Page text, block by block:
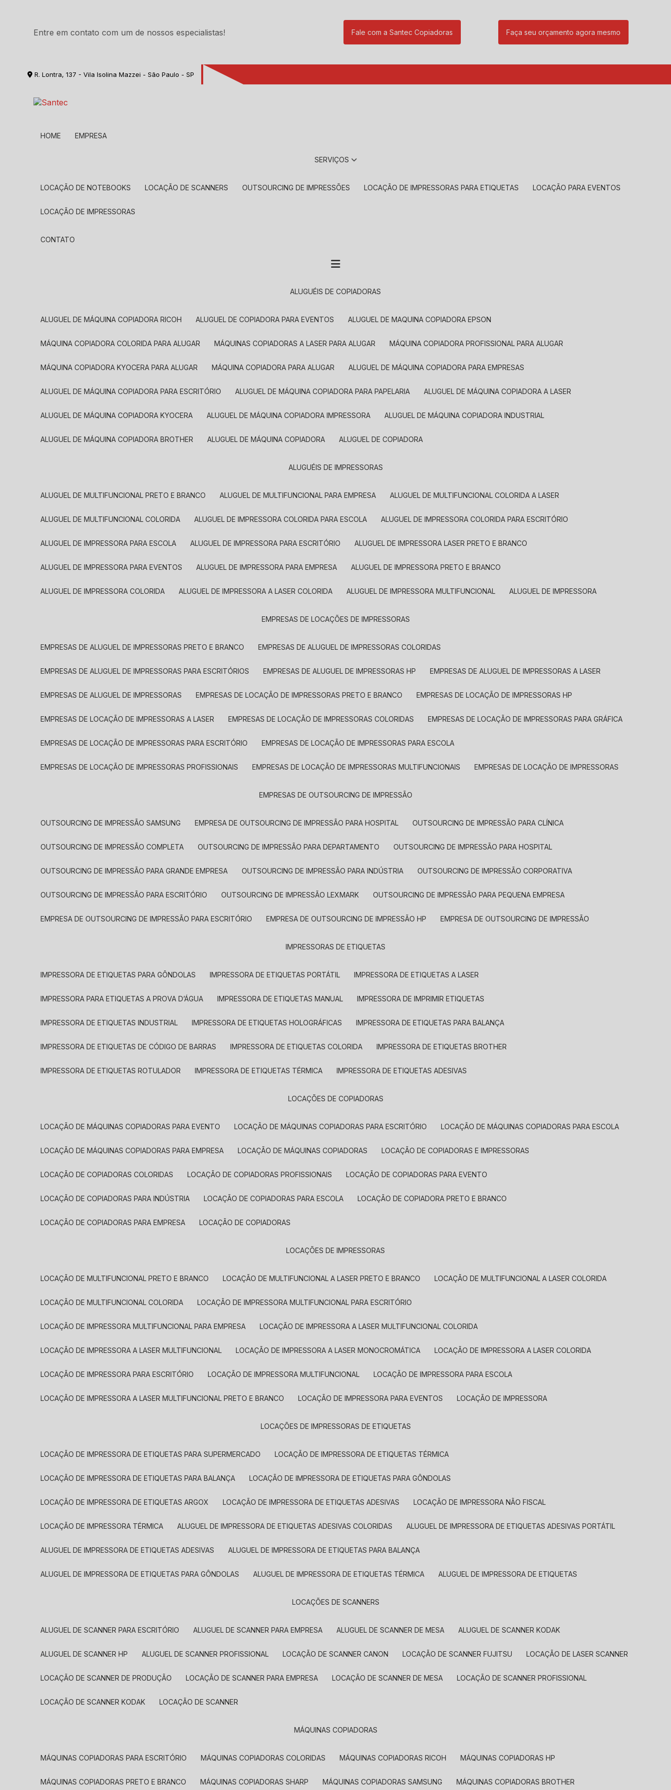
Entre em contato com um de nossos especialistas! Fale com a Santec Copiadoras Faça seu orçamento agora mesmo
R. Lontra, 137 - Vila Isolina Mazzei - São Paulo - SP
HOME EMPRESA
SERVIÇOS
LOCAÇÃO DE NOTEBOOKS LOCAÇÃO DE SCANNERS OUTSOURCING DE IMPRESSÕES LOCAÇÃO DE IMPRESSORAS PARA ETIQUETAS LOCAÇÃO PARA EVENTOS
LOCAÇÃO DE IMPRESSORAS
CONTATO
ALUGUÉIS DE COPIADORAS
ALUGUEL DE MÁQUINA COPIADORA RICOH ALUGUEL DE COPIADORA PARA EVENTOS ALUGUEL DE MAQUINA COPIADORA EPSON
MÁQUINA COPIADORA COLORIDA PARA ALUGAR MÁQUINAS COPIADORAS A LASER PARA ALUGAR MÁQUINA COPIADORA PROFISSIONAL PARA ALUGAR
MÁQUINA COPIADORA KYOCERA PARA ALUGAR MÁQUINA COPIADORA PARA ALUGAR ALUGUEL DE MÁQUINA COPIADORA PARA EMPRESAS
ALUGUEL DE MÁQUINA COPIADORA PARA ESCRITÓRIO ALUGUEL DE MÁQUINA COPIADORA PARA PAPELARIA ALUGUEL DE MÁQUINA COPIADORA A LASER
ALUGUEL DE MÁQUINA COPIADORA KYOCERA ALUGUEL DE MÁQUINA COPIADORA IMPRESSORA ALUGUEL DE MÁQUINA COPIADORA INDUSTRIAL
ALUGUEL DE MÁQUINA COPIADORA BROTHER ALUGUEL DE MÁQUINA COPIADORA ALUGUEL DE COPIADORA
ALUGUÉIS DE IMPRESSORAS
ALUGUEL DE MULTIFUNCIONAL PRETO E BRANCO ALUGUEL DE MULTIFUNCIONAL PARA EMPRESA ALUGUEL DE MULTIFUNCIONAL COLORIDA A LASER
ALUGUEL DE MULTIFUNCIONAL COLORIDA ALUGUEL DE IMPRESSORA COLORIDA PARA ESCOLA ALUGUEL DE IMPRESSORA COLORIDA PARA ESCRITÓRIO
ALUGUEL DE IMPRESSORA PARA ESCOLA ALUGUEL DE IMPRESSORA PARA ESCRITÓRIO ALUGUEL DE IMPRESSORA LASER PRETO E BRANCO
ALUGUEL DE IMPRESSORA PARA EVENTOS ALUGUEL DE IMPRESSORA PARA EMPRESA ALUGUEL DE IMPRESSORA PRETO E BRANCO
ALUGUEL DE IMPRESSORA COLORIDA ALUGUEL DE IMPRESSORA A LASER COLORIDA ALUGUEL DE IMPRESSORA MULTIFUNCIONAL ALUGUEL DE IMPRESSORA
EMPRESAS DE LOCAÇÕES DE IMPRESSORAS
EMPRESAS DE ALUGUEL DE IMPRESSORAS PRETO E BRANCO EMPRESAS DE ALUGUEL DE IMPRESSORAS COLORIDAS
EMPRESAS DE ALUGUEL DE IMPRESSORAS PARA ESCRITÓRIOS EMPRESAS DE ALUGUEL DE IMPRESSORAS HP EMPRESAS DE ALUGUEL DE IMPRESSORAS A LASER
EMPRESAS DE ALUGUEL DE IMPRESSORAS EMPRESAS DE LOCAÇÃO DE IMPRESSORAS PRETO E BRANCO EMPRESAS DE LOCAÇÃO DE IMPRESSORAS HP
EMPRESAS DE LOCAÇÃO DE IMPRESSORAS A LASER EMPRESAS DE LOCAÇÃO DE IMPRESSORAS COLORIDAS EMPRESAS DE LOCAÇÃO DE IMPRESSORAS PARA GRÁFICA
EMPRESAS DE LOCAÇÃO DE IMPRESSORAS PARA ESCRITÓRIO EMPRESAS DE LOCAÇÃO DE IMPRESSORAS PARA ESCOLA
EMPRESAS DE LOCAÇÃO DE IMPRESSORAS PROFISSIONAIS EMPRESAS DE LOCAÇÃO DE IMPRESSORAS MULTIFUNCIONAIS EMPRESAS DE LOCAÇÃO DE IMPRESSORAS
EMPRESAS DE OUTSOURCING DE IMPRESSÃO
OUTSOURCING DE IMPRESSÃO SAMSUNG EMPRESA DE OUTSOURCING DE IMPRESSÃO PARA HOSPITAL OUTSOURCING DE IMPRESSÃO PARA CLÍNICA
OUTSOURCING DE IMPRESSÃO COMPLETA OUTSOURCING DE IMPRESSÃO PARA DEPARTAMENTO OUTSOURCING DE IMPRESSÃO PARA HOSPITAL
OUTSOURCING DE IMPRESSÃO PARA GRANDE EMPRESA OUTSOURCING DE IMPRESSÃO PARA INDÚSTRIA OUTSOURCING DE IMPRESSÃO CORPORATIVA
OUTSOURCING DE IMPRESSÃO PARA ESCRITÓRIO OUTSOURCING DE IMPRESSÃO LEXMARK OUTSOURCING DE IMPRESSÃO PARA PEQUENA EMPRESA
EMPRESA DE OUTSOURCING DE IMPRESSÃO PARA ESCRITÓRIO EMPRESA DE OUTSOURCING DE IMPRESSÃO HP EMPRESA DE OUTSOURCING DE IMPRESSÃO
IMPRESSORAS DE ETIQUETAS
IMPRESSORA DE ETIQUETAS PARA GÔNDOLAS IMPRESSORA DE ETIQUETAS PORTÁTIL IMPRESSORA DE ETIQUETAS A LASER
IMPRESSORA PARA ETIQUETAS A PROVA D’ÁGUA IMPRESSORA DE ETIQUETAS MANUAL IMPRESSORA DE IMPRIMIR ETIQUETAS
IMPRESSORA DE ETIQUETAS INDUSTRIAL IMPRESSORA DE ETIQUETAS HOLOGRÁFICAS IMPRESSORA DE ETIQUETAS PARA BALANÇA
IMPRESSORA DE ETIQUETAS DE CÓDIGO DE BARRAS IMPRESSORA DE ETIQUETAS COLORIDA IMPRESSORA DE ETIQUETAS BROTHER
IMPRESSORA DE ETIQUETAS ROTULADOR IMPRESSORA DE ETIQUETAS TÉRMICA IMPRESSORA DE ETIQUETAS ADESIVAS
LOCAÇÕES DE COPIADORAS
LOCAÇÃO DE MÁQUINAS COPIADORAS PARA EVENTO LOCAÇÃO DE MÁQUINAS COPIADORAS PARA ESCRITÓRIO LOCAÇÃO DE MÁQUINAS COPIADORAS PARA ESCOLA
LOCAÇÃO DE MÁQUINAS COPIADORAS PARA EMPRESA LOCAÇÃO DE MÁQUINAS COPIADORAS LOCAÇÃO DE COPIADORAS E IMPRESSORAS
LOCAÇÃO DE COPIADORAS COLORIDAS LOCAÇÃO DE COPIADORAS PROFISSIONAIS LOCAÇÃO DE COPIADORAS PARA EVENTO
LOCAÇÃO DE COPIADORAS PARA INDÚSTRIA LOCAÇÃO DE COPIADORAS PARA ESCOLA LOCAÇÃO DE COPIADORA PRETO E BRANCO
LOCAÇÃO DE COPIADORAS PARA EMPRESA LOCAÇÃO DE COPIADORAS
LOCAÇÕES DE IMPRESSORAS
LOCAÇÃO DE MULTIFUNCIONAL PRETO E BRANCO LOCAÇÃO DE MULTIFUNCIONAL A LASER PRETO E BRANCO LOCAÇÃO DE MULTIFUNCIONAL A LASER COLORIDA
LOCAÇÃO DE MULTIFUNCIONAL COLORIDA LOCAÇÃO DE IMPRESSORA MULTIFUNCIONAL PARA ESCRITÓRIO
LOCAÇÃO DE IMPRESSORA MULTIFUNCIONAL PARA EMPRESA LOCAÇÃO DE IMPRESSORA A LASER MULTIFUNCIONAL COLORIDA
LOCAÇÃO DE IMPRESSORA A LASER MULTIFUNCIONAL LOCAÇÃO DE IMPRESSORA A LASER MONOCROMÁTICA LOCAÇÃO DE IMPRESSORA A LASER COLORIDA
LOCAÇÃO DE IMPRESSORA PARA ESCRITÓRIO LOCAÇÃO DE IMPRESSORA MULTIFUNCIONAL LOCAÇÃO DE IMPRESSORA PARA ESCOLA
LOCAÇÃO DE IMPRESSORA A LASER MULTIFUNCIONAL PRETO E BRANCO LOCAÇÃO DE IMPRESSORA PARA EVENTOS LOCAÇÃO DE IMPRESSORA
LOCAÇÕES DE IMPRESSORAS DE ETIQUETAS
LOCAÇÃO DE IMPRESSORA DE ETIQUETAS PARA SUPERMERCADO LOCAÇÃO DE IMPRESSORA DE ETIQUETAS TÉRMICA
LOCAÇÃO DE IMPRESSORA DE ETIQUETAS PARA BALANÇA LOCAÇÃO DE IMPRESSORA DE ETIQUETAS PARA GÔNDOLAS
LOCAÇÃO DE IMPRESSORA DE ETIQUETAS ARGOX LOCAÇÃO DE IMPRESSORA DE ETIQUETAS ADESIVAS LOCAÇÃO DE IMPRESSORA NÃO FISCAL
LOCAÇÃO DE IMPRESSORA TÉRMICA ALUGUEL DE IMPRESSORA DE ETIQUETAS ADESIVAS COLORIDAS ALUGUEL DE IMPRESSORA DE ETIQUETAS ADESIVAS PORTÁTIL
ALUGUEL DE IMPRESSORA DE ETIQUETAS ADESIVAS ALUGUEL DE IMPRESSORA DE ETIQUETAS PARA BALANÇA
ALUGUEL DE IMPRESSORA DE ETIQUETAS PARA GÔNDOLAS ALUGUEL DE IMPRESSORA DE ETIQUETAS TÉRMICA ALUGUEL DE IMPRESSORA DE ETIQUETAS
LOCAÇÕES DE SCANNERS
ALUGUEL DE SCANNER PARA ESCRITÓRIO ALUGUEL DE SCANNER PARA EMPRESA ALUGUEL DE SCANNER DE MESA ALUGUEL DE SCANNER KODAK
ALUGUEL DE SCANNER HP ALUGUEL DE SCANNER PROFISSIONAL LOCAÇÃO DE SCANNER CANON LOCAÇÃO DE SCANNER FUJITSU LOCAÇÃO DE LASER SCANNER
LOCAÇÃO DE SCANNER DE PRODUÇÃO LOCAÇÃO DE SCANNER PARA EMPRESA LOCAÇÃO DE SCANNER DE MESA LOCAÇÃO DE SCANNER PROFISSIONAL
LOCAÇÃO DE SCANNER KODAK LOCAÇÃO DE SCANNER
MÁQUINAS COPIADORAS
MÁQUINAS COPIADORAS PARA ESCRITÓRIO MÁQUINAS COPIADORAS COLORIDAS MÁQUINAS COPIADORAS RICOH MÁQUINAS COPIADORAS HP
MÁQUINAS COPIADORAS PRETO E BRANCO MÁQUINAS COPIADORAS SHARP MÁQUINAS COPIADORAS SAMSUNG MÁQUINAS COPIADORAS BROTHER